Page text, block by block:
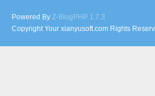
Powered By Z-BlogPHP 1.7.3
Copyright Your xianyusoft.com Rights